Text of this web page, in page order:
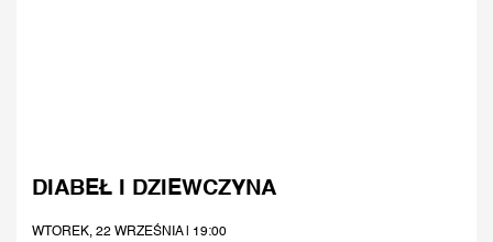
DIABEŁ I DZIEWCZYNA
WTOREK, 22 WRZEŚNIA | 19:00